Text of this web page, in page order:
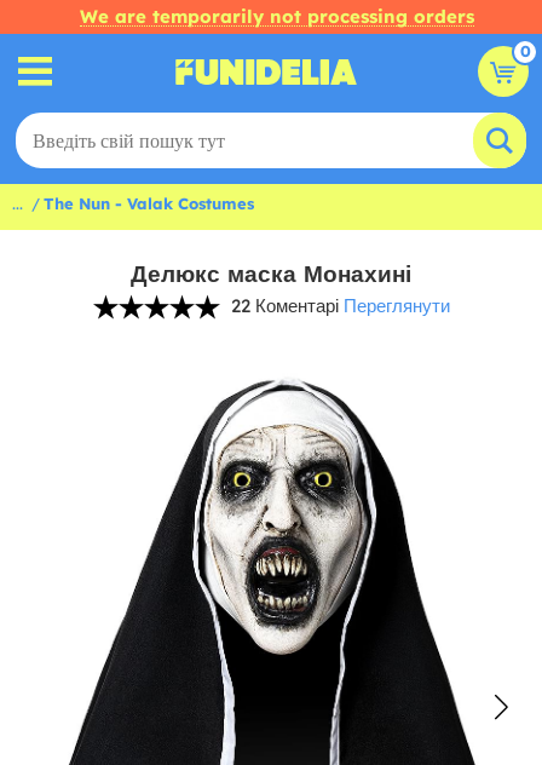
We are temporarily not processing orders
0
... The Nun - Valak Costumes
Делюкс маска Монахині
22 Коментарі Переглянути